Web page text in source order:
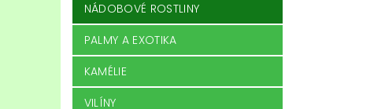
NÁDOBOVÉ ROSTLINY
PALMY A EXOTIKA
KAMÉLIE
VILÍNY